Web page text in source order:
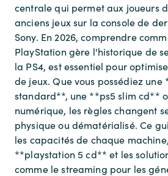
centrale qui permet aux joueurs
anciens jeux sur la console de
Sony. En 2026, comprendre
PlayStation gère l'historique de
la PS4, est essentiel pour
de jeux. Que vous possédiez une
standard**, une **ps5 slim cd**
numérique, les règles changent
physique ou dématérialisé. Ce
les capacités de chaque
**playstation 5 cd** et les
comme le streaming pour les